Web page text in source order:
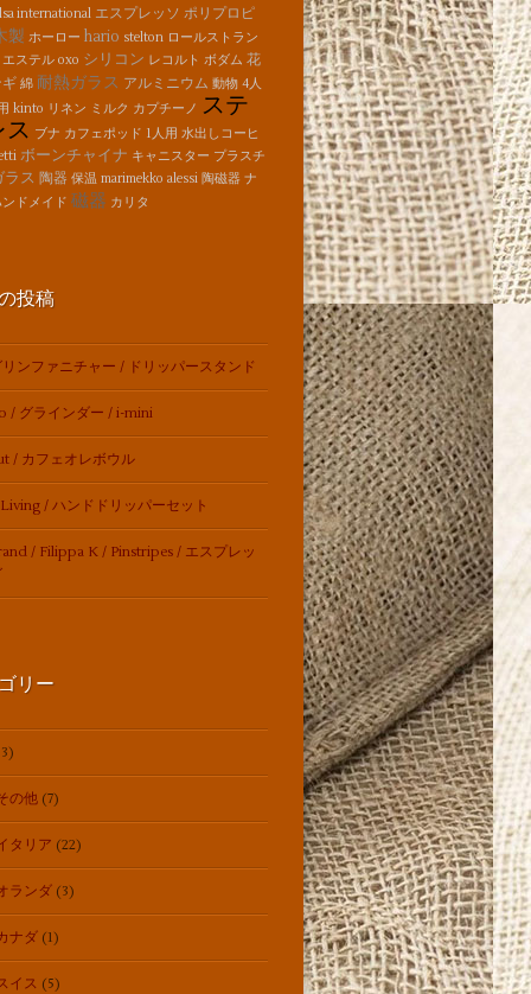
lsa international エスプレッソ ポリプロピ
製 ホーロー hario stelton ロールストラン
エステル oxo シリコン レコルト ボダム 花
綿 耐熱ガラス アルミニウム 動物 4人
kinto リネン ミルク カプチーノ ステ
ス ブナ カフェポッド 1人用 水出しコーヒ
ボーンチャイナ キャニスター プラスチ
ラス 陶器 保温 marimekko alessi 陶磁器 ナ
ンドメイド 磁器 カリタ
投稿
ンファニチャー / ドリッパースタンド
/ グラインダー / i-mini
/ カフェオレボウル
/ ハンドドリッパーセット
/ Filippa K / Pinstripes / エスプレッ
リー
の他 (7)
タリア (22)
ランダ (3)
ナダ (1)
イス (5)